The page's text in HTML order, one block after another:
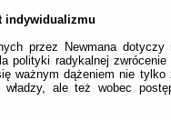
indywidualizmu
przez Newmana
polityki radykalnej
ważnym dążeniem nie tylko
władzy, ale też wobec